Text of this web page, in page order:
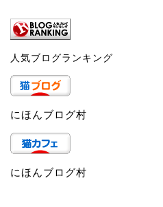
人気ブログランキング
にほんブログ村
にほんブログ村